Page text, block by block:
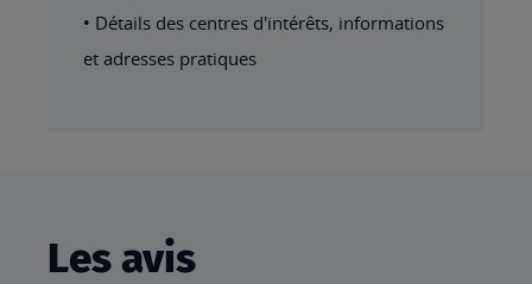
• Détails des centres d'intérêts, informations
et adresses pratiques
Les avis